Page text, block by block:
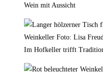
Wein mit Aussicht
Im Hofkeller trifft